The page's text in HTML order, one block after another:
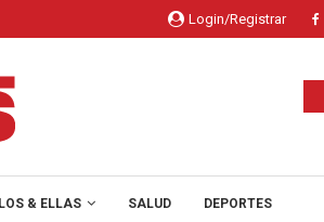
Login/Registrar
& ELLAS SALUD DEPORTES